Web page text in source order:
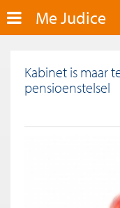
Me Judice
Kabinet is maar
pensioenstelsel